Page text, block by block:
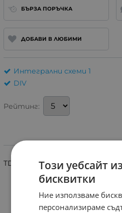
БЪРЗА ПОРЪЧКА
ДОБАВИ В ЛЮБИМИ
Интегрални схеми 1
DIV
Рейтинг:
TDA4854
Този уебсайт
бисквитки
Ние използваме
персонализираме